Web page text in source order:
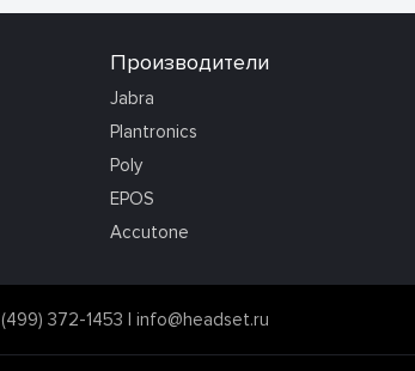
Производители
Jabra
Plantronics
Poly
EPOS
Accutone
(499) 372-1453 | info@headset.ru